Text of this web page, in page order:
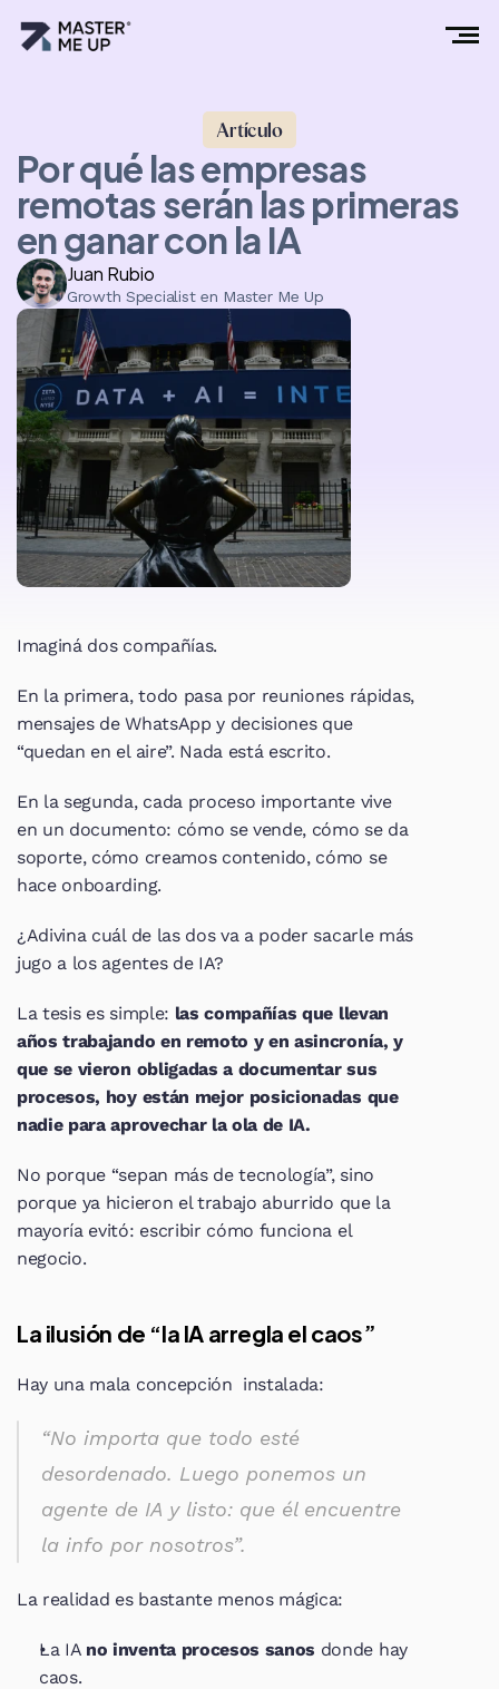
Artículo
Por qué las empresas
remotas serán las primeras
en ganar con la IA
Juan Rubio
Growth Specialist en Master Me Up
Imaginá dos compañías.
En la primera, todo pasa por reuniones rápidas,
mensajes de WhatsApp y decisiones que
“quedan en el aire”. Nada está escrito.
En la segunda, cada proceso importante vive
en un documento: cómo se vende, cómo se da
soporte, cómo creamos contenido, cómo se
hace onboarding.
¿Adivina cuál de las dos va a poder sacarle más
jugo a los agentes de IA?
La tesis es simple: las compañías que llevan
años trabajando en remoto y en asincronía, y
que se vieron obligadas a documentar sus
procesos, hoy están mejor posicionadas que
nadie para aprovechar la ola de IA.
No porque “sepan más de tecnología”, sino
porque ya hicieron el trabajo aburrido que la
mayoría evitó: escribir cómo funciona el
negocio.
La ilusión de “la IA arregla el caos”
Hay una mala concepción  instalada:
“No importa que todo esté
desordenado. Luego ponemos un
agente de IA y listo: que él encuentre
la info por nosotros”.
La realidad es bastante menos mágica:
La IA no inventa procesos sanos donde hay
caos.